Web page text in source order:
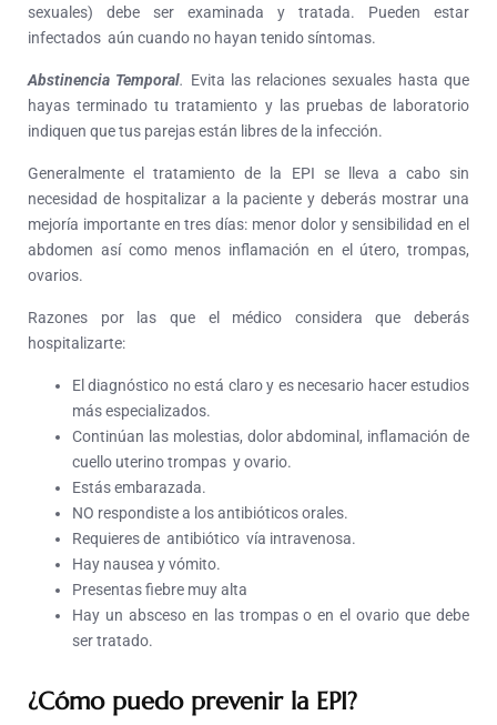
sexuales) debe ser examinada y tratada. Pueden estar
infectados aún cuando no hayan tenido síntomas.
Abstinencia Temporal. Evita las relaciones sexuales hasta que
hayas terminado tu tratamiento y las pruebas de laboratorio
indiquen que tus parejas están libres de la infección.
Generalmente el tratamiento de la EPI se lleva a cabo sin
necesidad de hospitalizar a la paciente y deberás mostrar una
mejoría importante en tres días: menor dolor y sensibilidad en el
abdomen así como menos inflamación en el útero, trompas,
ovarios.
Razones por las que el médico considera que deberás
hospitalizarte:
El diagnóstico no está claro y es necesario hacer estudios
más especializados.
Continúan las molestias, dolor abdominal, inflamación de
cuello uterino trompas y ovario.
Estás embarazada.
NO respondiste a los antibióticos orales.
Requieres de antibiótico vía intravenosa.
Hay nausea y vómito.
Presentas fiebre muy alta
Hay un absceso en las trompas o en el ovario que debe
ser tratado.
¿Cómo puedo prevenir la EPI?